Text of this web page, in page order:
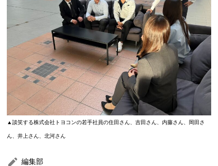
▲談笑する株式会社トヨコンの若手社員の住田さん、吉田さん、内藤さん、岡田さ
ん、井上さん、北河さん
編集部